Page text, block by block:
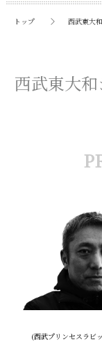
トップ 西武東大
西武東大
(西武プリンセスラビ